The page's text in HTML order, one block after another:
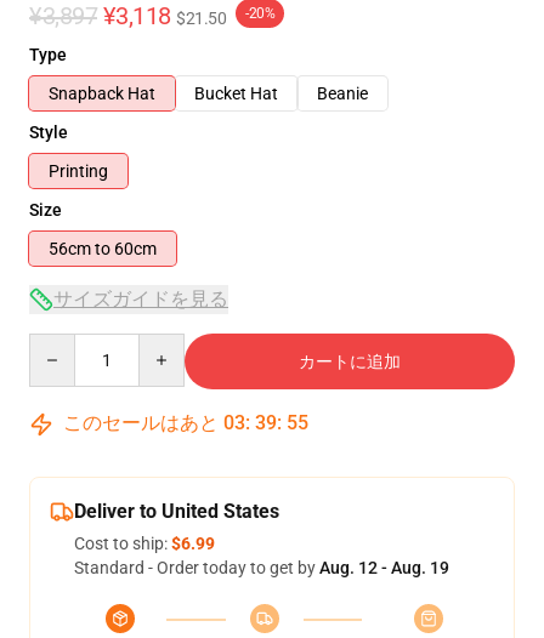
¥3,897 ¥3,118 $21.50 -20%
Type
Snapback Hat
Bucket Hat
Beanie
Style
Printing
Size
56cm to 60cm
サイズガイドを見る
カートに追加
このセールはあと 03: 39: 54
Deliver to United States
Cost to ship:$6.99
Standard - Order today to get byAug. 12 - Aug. 19